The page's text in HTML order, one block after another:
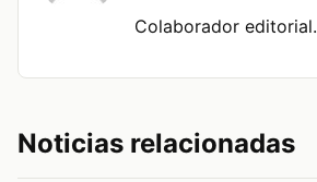
Colaborador editorial.
Noticias relacionadas